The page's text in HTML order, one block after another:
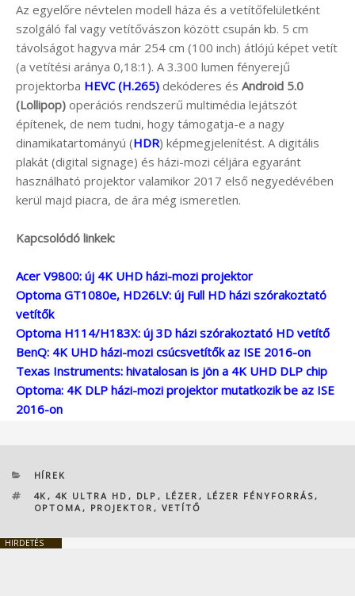
Az egyelőre névtelen modell háza és a vetítőfelületként
szolgáló fal vagy vetítővászon között csupán kb. 5 cm
távolságot hagyva már 254 cm (100 inch) átlójú képet vetít
(a vetítési aránya 0,18:1). A 3.300 lumen fényerejű
projektorba HEVC (H.265) dekóderes és Android 5.0
(Lollipop) operációs rendszerű multimédia lejátszót
építenek, de nem tudni, hogy támogatja-e a nagy
dinamikatartományú (HDR) képmegjelenítést. A digitális
plakát (digital signage) és házi-mozi céljára egyaránt
használható projektor valamikor 2017 első negyedévében
kerül majd piacra, de ára még ismeretlen.
Kapcsolódó linkek:
Acer V9800: új 4K UHD házi-mozi projektor
Optoma GT1080e, HD26LV: új Full HD házi szórakoztató
vetítők
Optoma H114/H183X: új 3D házi szórakoztató HD vetítő
BenQ: 4K UHD házi-mozi csúcsvetítők az ISE 2016-on
Texas Instruments: hivatalosan is jön a 4K UHD DLP chip
Optoma: 4K DLP házi-mozi projektor mutatkozik be az ISE
2016-on
KATEGÓRIÁK
HÍREK
CÍMKÉK
4K , 4K ULTRA HD , DLP , LÉZER , LÉZER FÉNYFORRÁS ,
OPTOMA , PROJEKTOR , VETÍTŐ
HIRDETÉS